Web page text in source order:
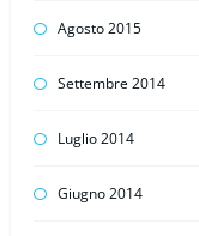
Agosto 2015
Settembre 2014
Luglio 2014
Giugno 2014